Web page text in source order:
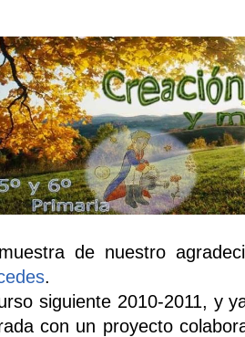
de nuestro
.
siguiente 2010-2011, y
con un proyecto